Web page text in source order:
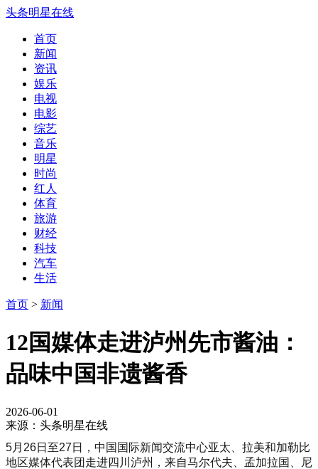
头条明星在线
首页
新闻
资讯
娱乐
电视
电影
综艺
音乐
明星
时尚
红人
体育
旅游
财经
科技
汽车
生活
首页 > 新闻
12国媒体走进泸州先市酱油：
品味中国非遗酱香
2026-06-01
来源：头条明星在线
5月26日至27日，中国国际新闻交流中心亚太、拉美和加勒比
地区媒体代表团走进四川泸州，来自马尔代夫、孟加拉国、尼